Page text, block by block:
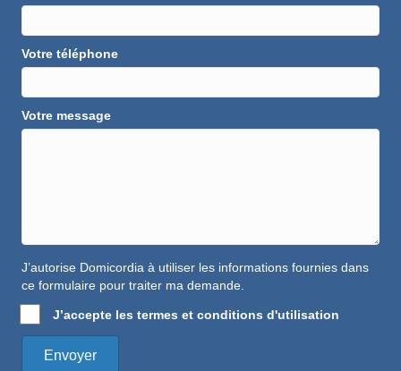
Votre téléphone
Votre message
J’autorise Domicordia à utiliser les informations fournies dans
ce formulaire pour traiter ma demande.
J’accepte les termes et conditions d'utilisation
Envoyer